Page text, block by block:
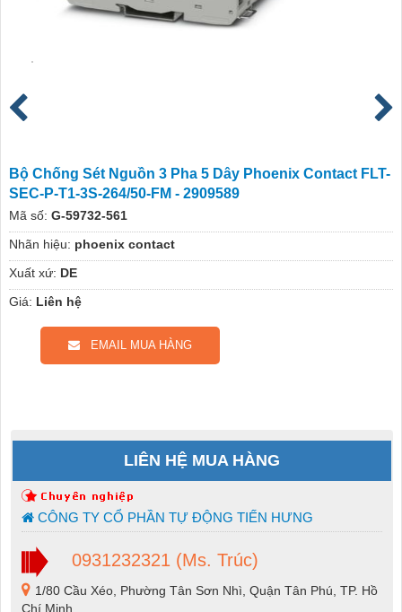
Bộ Chống Sét Nguồn 3 Pha 5 Dây Phoenix Contact FLT-
SEC-P-T1-3S-264/50-FM - 2909589
Mã số: G-59732-561
Nhãn hiệu: phoenix contact
Xuất xứ: DE
Giá: Liên hệ
EMAIL MUA HÀNG
LIÊN HỆ MUA HÀNG
CÔNG TY CỔ PHẦN TỰ ĐỘNG TIẾN HƯNG
0931232321 (Ms. Trúc)
1/80 Cầu Xéo, Phường Tân Sơn Nhì, Quận Tân Phú, TP. Hồ
Chí Minh